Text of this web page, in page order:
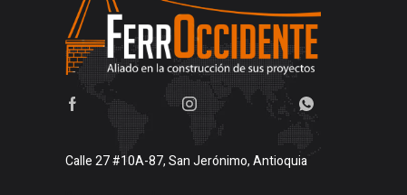
Calle 27 #10A-87, San Jerónimo, Antioquia